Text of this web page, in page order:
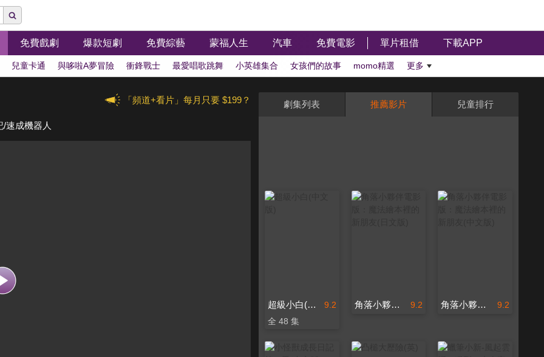
免費戲劇 爆款短劇 免費綜藝 蒙福人生 汽車 免費電影 單片租借 下載APP
兒童卡通 與哆啦A夢冒險 衝鋒戰士 最愛唱歌跳舞 小英雄集合 女孩們的故事 momo精選 更多
「頻道+看片」每月只要 $199？
速成機器人
劇集列表 推薦影片 兒童排行
9.2
超級小白(中文版)
全 48 集
9.2
角落小夥伴電影版：魔法繪本裡的新朋友(日文版) 9.2
角落小夥伴電影版：魔法繪本裡的新朋友(中文版)